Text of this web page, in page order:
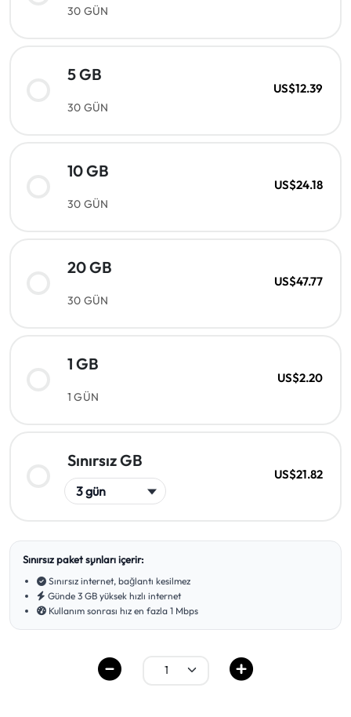
30 GÜN
5 GB
30 GÜN
US$12.39
10 GB
30 GÜN
US$24.18
20 GB
30 GÜN
US$47.77
1 GB
1 GÜN
US$2.20
Sınırsız GB
US$21.82
Sınırsız paket şunları içerir:
Sınırsız internet, bağlantı kesilmez
Günde 3 GB yüksek hızlı internet
Kullanım sonrası hız en fazla 1 Mbps